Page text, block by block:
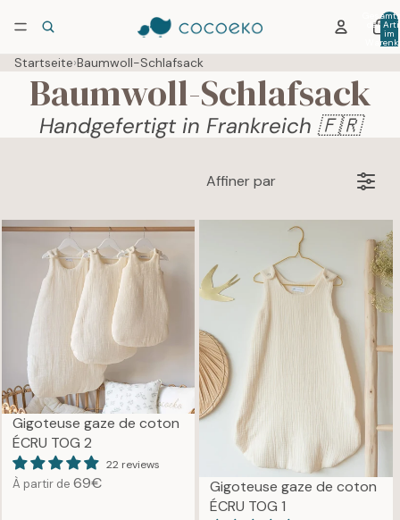
der
im
Startseite›Baumwoll-Schlafsack
Baumwoll-Schlafsack
Handgefertigt in Frankreich 🇫🇷
Affiner par
Gigoteuse gaze de coton
ÉCRU TOG 2
22 reviews
À partir de R
69€
Gigoteuse gaze de coton
ÉCRU TOG 1